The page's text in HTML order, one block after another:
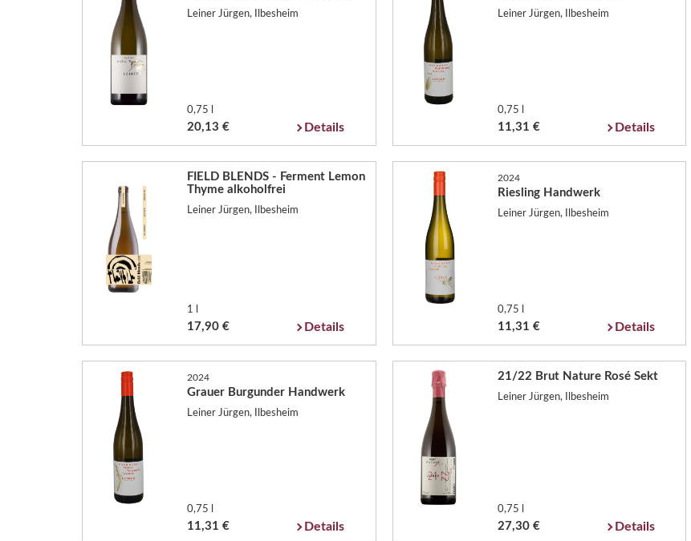
Leiner Jürgen, Ilbesheim
0,75 l
20,13 € Details
Leiner Jürgen, Ilbesheim
0,75 l
11,31 € Details
FIELD BLENDS - Ferment Lemon
Thyme alkoholfrei
Leiner Jürgen, Ilbesheim
1 l
17,90 € Details
2024
Riesling Handwerk
Leiner Jürgen, Ilbesheim
0,75 l
11,31 € Details
2024
Grauer Burgunder Handwerk
Leiner Jürgen, Ilbesheim
0,75 l
11,31 € Details
21/22 Brut Nature Rosé Sekt
Leiner Jürgen, Ilbesheim
0,75 l
27,30 € Details